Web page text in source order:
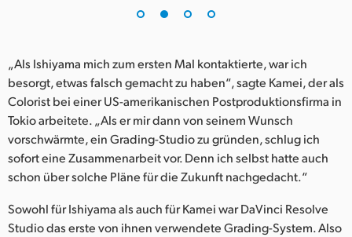
„Als Ishiyama mich zum ersten Mal kontaktierte, war ich
besorgt, etwas falsch gemacht zu haben“, sagte Kamei, der als
Colorist bei einer US-amerikanischen Postproduktionsfirma in
Tokio arbeitete. „Als er mir dann von seinem Wunsch
vorschwärmte, ein Grading-Studio zu gründen, schlug ich
sofort eine Zusammenarbeit vor. Denn ich selbst hatte auch
schon über solche Pläne für die Zukunft nachgedacht.“
Sowohl für Ishiyama als auch für Kamei war DaVinci Resolve
Studio das erste von ihnen verwendete Grading-System. Also